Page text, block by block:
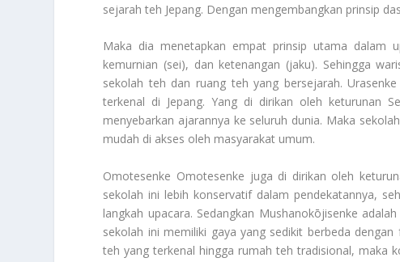
sejarah teh Jepang. Dengan mengembangkan prinsip
Maka dia menetapkan empat prinsip utama dalam
kemurnian (sei), dan ketenangan (jaku). Sehingga
sekolah teh dan ruang teh yang bersejarah.
terkenal di Jepang. Yang di dirikan oleh keturunan
menyebarkan ajarannya ke seluruh dunia. Maka
mudah di akses oleh masyarakat umum.
Omotesenke Omotesenke juga di dirikan oleh
sekolah ini lebih konservatif dalam pendekatannya,
langkah upacara. Sedangkan Mushanokōjisenke
sekolah ini memiliki gaya yang sedikit berbeda
teh yang terkenal hingga rumah teh tradisional, maka